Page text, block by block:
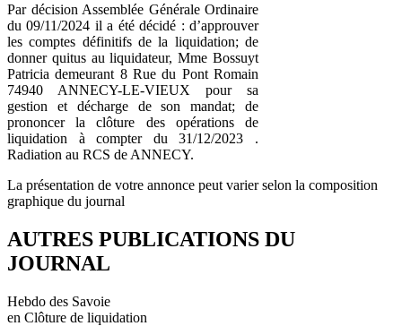
Par décision Assemblée Générale Ordinaire
du 09/11/2024 il a été décidé : d’approuver
les comptes définitifs de la liquidation; de
donner quitus au liquidateur, Mme Bossuyt
Patricia demeurant 8 Rue du Pont Romain
74940 ANNECY-LE-VIEUX pour sa
gestion et décharge de son mandat; de
prononcer la clôture des opérations de
liquidation à compter du 31/12/2023 .
Radiation au RCS de ANNECY.
La présentation de votre annonce peut varier selon la composition
graphique du journal
AUTRES PUBLICATIONS DU
JOURNAL
Hebdo des Savoie
en Clôture de liquidation